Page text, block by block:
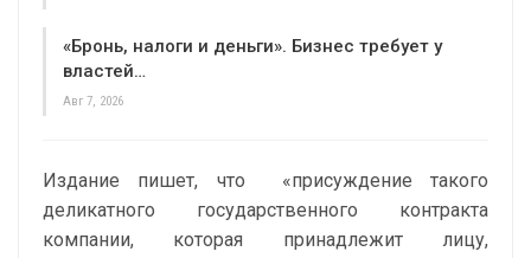
«Бронь, налоги и деньги». Бизнес требует у
властей…
Авг 7, 2026
Издание пишет, что «присуждение такого
деликатного государственного контракта
компании, которая принадлежит лицу,